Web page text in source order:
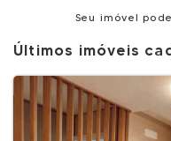
Seu imóvel
Últimos imóveis